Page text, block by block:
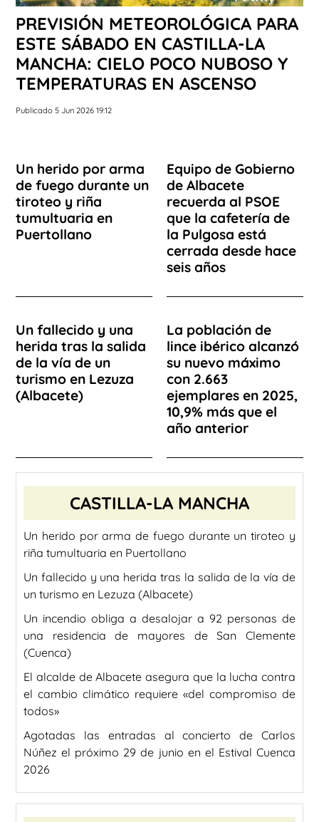
PREVISIÓN METEOROLÓGICA PARA
ESTE SÁBADO EN CASTILLA-LA
MANCHA: CIELO POCO NUBOSO Y
TEMPERATURAS EN ASCENSO
Publicado 5 Jun 2026 19:12
Un herido por arma
de fuego durante un
tiroteo y riña
tumultuaria en
Puertollano
Equipo de Gobierno
de Albacete
recuerda al PSOE
que la cafetería de
la Pulgosa está
cerrada desde hace
seis años
Un fallecido y una
herida tras la salida
de la vía de un
turismo en Lezuza
(Albacete)
La población de
lince ibérico alcanzó
su nuevo máximo
con 2.663
ejemplares en 2025,
10,9% más que el
año anterior
CASTILLA-LA MANCHA
Un herido por arma de fuego durante un tiroteo y
riña tumultuaria en Puertollano
Un fallecido y una herida tras la salida de la vía de
un turismo en Lezuza (Albacete)
Un incendio obliga a desalojar a 92 personas de
una residencia de mayores de San Clemente
(Cuenca)
El alcalde de Albacete asegura que la lucha contra
el cambio climático requiere «del compromiso de
todos»
Agotadas las entradas al concierto de Carlos
Núñez el próximo 29 de junio en el Estival Cuenca
2026